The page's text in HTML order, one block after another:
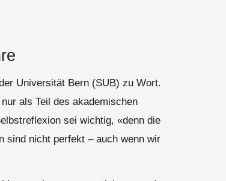
Universität Bern (SUB) zu Wort.
als Teil des akademischen
sei wichtig, «denn die
sind nicht perfekt – auch wenn wir